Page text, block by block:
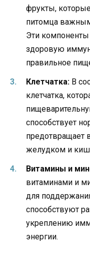
фрукты,
питомца
Эти
здоровую
правильное
Клетчатка: В
клетчатка,
способствует
предотвращает
желудком и
Витамины и
витаминами и
для
способствуют
укреплению
энергии.